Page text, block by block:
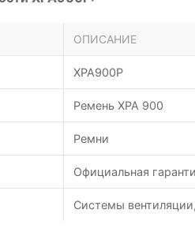
ОПИСАНИЕ
XPA900P
Ремень XPA 900
Ремни
Официальная
Системы